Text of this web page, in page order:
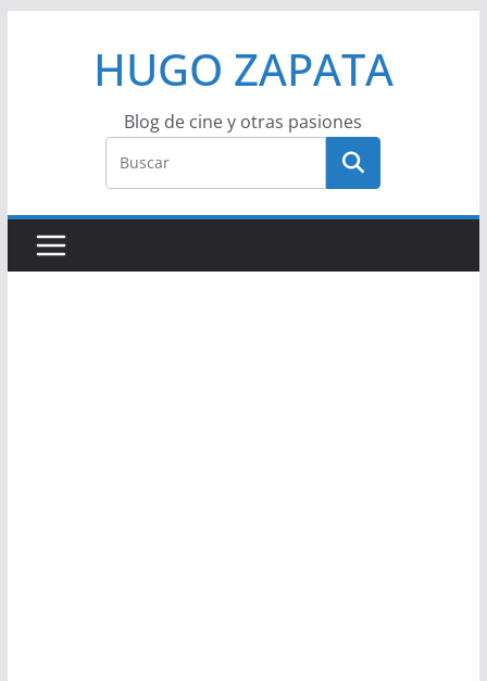
HUGO ZAPATA
Blog de cine y otras pasiones